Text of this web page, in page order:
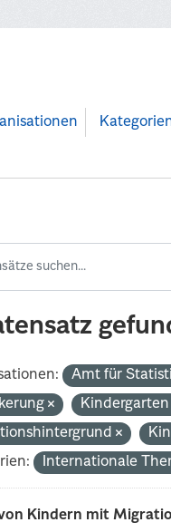
Amt für
Internationale
Kindern mit